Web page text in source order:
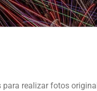
realizar fotos